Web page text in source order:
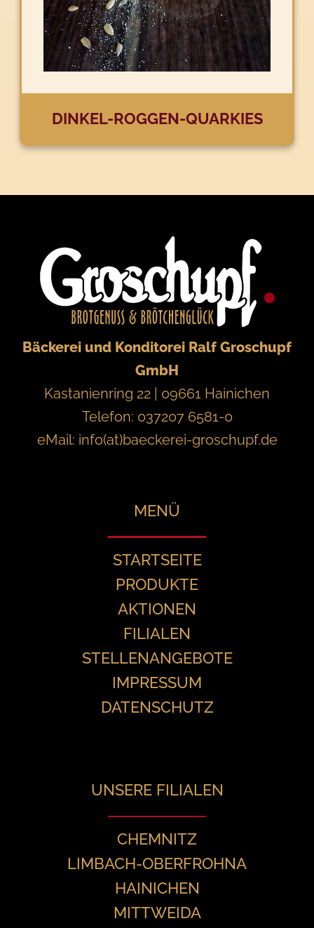
DINKEL-ROGGEN-QUARKIES
Bäckerei und Konditorei Ralf Groschupf
GmbH
Kastanienring 22 | 09661 Hainichen
Telefon: 037207 6581-0
eMail: info(at)baeckerei-groschupf.de
MENÜ
STARTSEITE
PRODUKTE
AKTIONEN
FILIALEN
STELLENANGEBOTE
IMPRESSUM
DATENSCHUTZ
UNSERE FILIALEN
CHEMNITZ
LIMBACH-OBERFROHNA
HAINICHEN
MITTWEIDA